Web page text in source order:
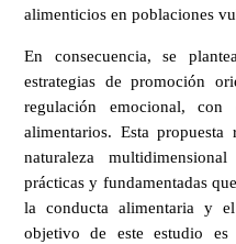
alimenticios en poblaciones
En consecuencia, se
estrategias de promoción
regulación emocional,
alimentarios. Esta
naturaleza
prácticas y fundamentadas
la conducta alimentaria y
objetivo de este estudio